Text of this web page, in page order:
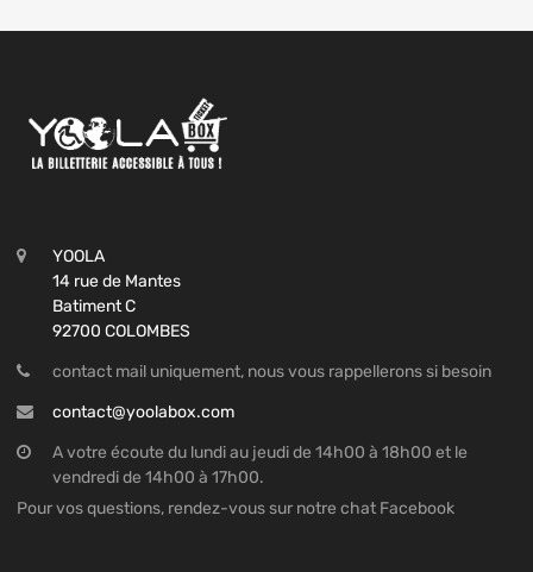
YOOLA
14 rue de Mantes
Batiment C
92700 COLOMBES
contact mail uniquement, nous vous rappellerons si besoin
contact@yoolabox.com
A votre écoute du lundi au jeudi de 14h00 à 18h00 et le
vendredi de 14h00 à 17h00.
Pour vos questions, rendez-vous sur notre chat Facebook